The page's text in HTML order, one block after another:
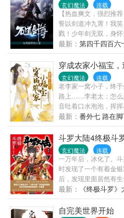
间所有我尽见，一切无
这历史没有年代，我
下风云，皆出我辈。
惊秋自传。
玄幻魔法 连载
【热血爽文，强烈推
誓以剑道冲九霄！我
戮！少年剑无双，身
离经叛道，逆天而行。
境、灵力化海、先天
造化诀，却是神道九
丹、斩阴破阳、问鼎尊
步与众不同！剑无双
一无二的逆天君王，
人！他，更是掌控万
最新： 第四千四百六
穿成农家小福宝
玄幻魔法 连载
老李家一窝小子，终
路上……李老太：怎么
音吐着口水泡泡，挥
口粮！于是…李老四：
李老四媳妇儿：娘，
娘，俺去打水，大鱼
一把米居然煮出一锅饭
保佑，这是生个小福
身，炕上又多了一堆
等！福妞儿啊，让奶
往外拿！”李佳音：嘻
最新： 番外七 路在脚
斗罗大陆4终极斗
玄幻魔法 连载
一万年后，冰化了。
时发现了一个有着金
后，发现里面居然有
进行孵化。蛋孵化出来
儿，和人类一模一样
最新： 《终极斗罗
自完美世界开始